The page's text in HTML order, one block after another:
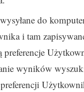
do
i tam
wyników